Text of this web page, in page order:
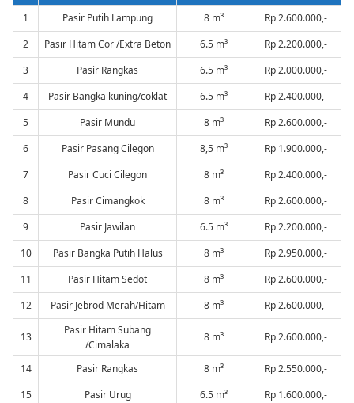
1
Pasir Putih Lampung 8 m³
Rp 2.600.000,-
2
Pasir Hitam Cor /Extra Beton 6.5 m³
Rp 2.200.000,-
3
Pasir Rangkas 6.5 m³
Rp 2.000.000,-
4
Pasir Bangka kuning/coklat 6.5 m³
Rp 2.400.000,-
5
Pasir Mundu 8 m³
Rp 2.600.000,-
6
Pasir Pasang Cilegon 8,5 m³
Rp 1.900.000,-
7
Pasir Cuci Cilegon 8 m³
Rp 2.400.000,-
8
Pasir Cimangkok 8 m³
Rp 2.600.000,-
9
Pasir Jawilan 6.5 m³
Rp 2.200.000,-
10
Pasir Bangka Putih Halus 8 m³
Rp 2.950.000,-
11
Pasir Hitam Sedot 8 m³
Rp 2.600.000,-
12
Pasir Jebrod Merah/Hitam 8 m³ Rp 2.600.000,-
13
Pasir Hitam Subang
/Cimalaka
8 m³ Rp 2.600.000,-
14 Pasir Rangkas 8 m³
Rp 2.550.000,-
15
Pasir Urug 6.5 m³
Rp 1.600.000,-